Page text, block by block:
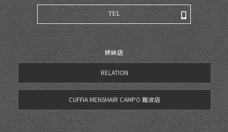
TEL
姉妹店
RELATION
CUFFIA MENSHAIR CAMPO 難波店